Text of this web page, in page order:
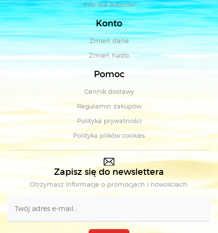
Info dla autorów
Konto
Zmień dane
Zmień hasło
Pomoc
Cennik dostawy
Regulamin zakupów
Polityka prywatności
Polityka plików cookies
Zapisz się do newslettera
Otrzymasz informacje o promocjach i nowościach.